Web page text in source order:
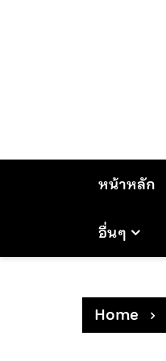
หน้าหลัก
อื่นๆ
Home